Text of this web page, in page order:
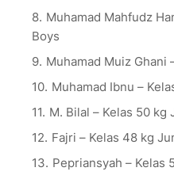
Muhamad Mahfudz
Boys
Muhamad Muiz Ghani
Muhamad Ibnu –
M. Bilal – Kelas 50 kg
Fajri – Kelas 48 kg
Pepriansyah – Kelas